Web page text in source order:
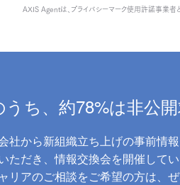
AXIS Agentは、 プライバシーマーク使用許諾事業者
ち、約78%は非公開
から新組織立ち上げの事前情報
だき、情報交換会を開催してい
アのご相談をご希望の方は、